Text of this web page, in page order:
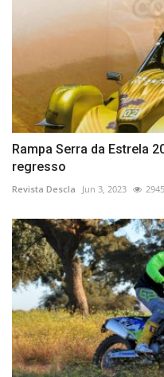
Rampa Serra da Estrela
regresso
Revista Descla Jun 3, 2023 2945